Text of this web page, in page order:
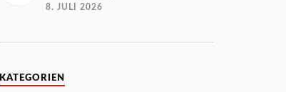
8. JULI 2026
KATEGORIEN